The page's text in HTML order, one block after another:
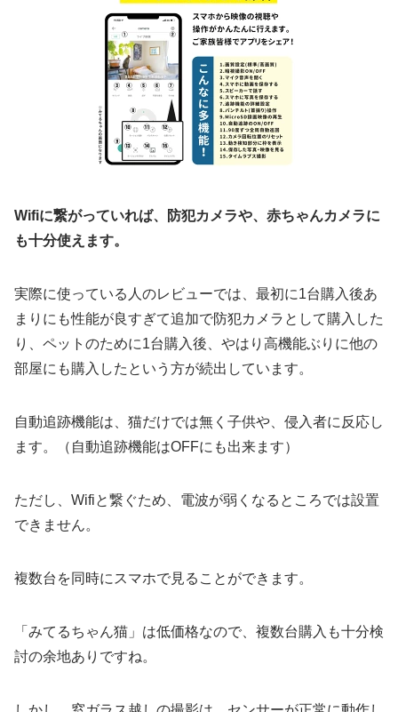
Wifiに繋がっていれば、防犯カメラや、 赤ちゃんカメラに
も十分使えます。
実際に使っている人のレビューでは、最初に1台購入後あ
まりにも性能が良すぎて追加で防犯カメラとして購入した
り、ペットのために1台購入後、やはり高機能ぶりに他の
部屋にも購入したという方が続出しています。
自動追跡機能は、猫だけでは無く子供や、侵入者に反応し
ます。（自動追跡機能はOFFにも出来ます）
ただし、Wifiと繋ぐため、電波が弱くなるところでは設置
できません。
複数台を同時にスマホで見ることができます。
「みてるちゃん猫」は低価格なので、複数台購入も十分検
討の余地ありですね。